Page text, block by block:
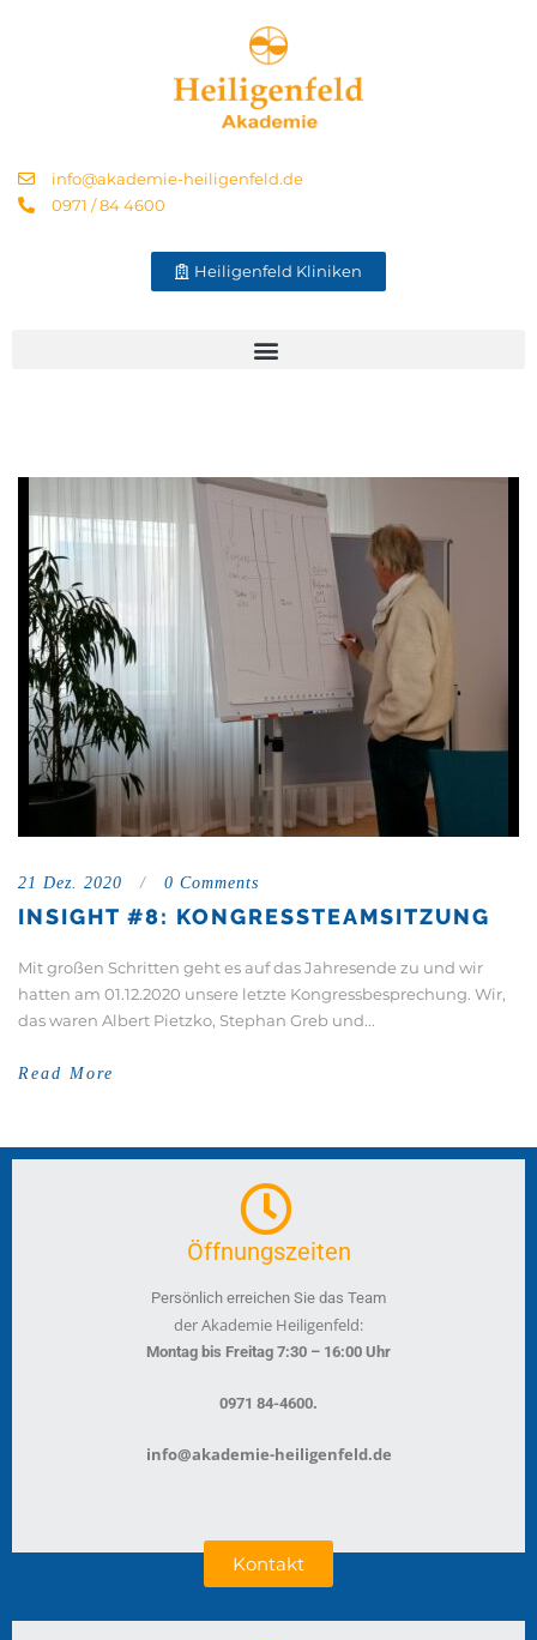
info@akademie-heiligenfeld.de
0971 / 84 4600
Heiligenfeld Kliniken
21 Dez. 2020 / 0 Comments
INSIGHT #8: KONGRESSTEAMSITZUNG
Mit großen Schritten geht es auf das Jahresende zu und wir
hatten am 01.12.2020 unsere letzte Kongressbesprechung. Wir,
das waren Albert Pietzko, Stephan Greb und...
Read More
Öffnungszeiten
Persönlich erreichen Sie das Team
der Akademie Heiligenfeld:
Montag bis Freitag 7:30 – 16:00 Uhr
0971 84-4600.
info@akademie-heiligenfeld.de
Kontakt